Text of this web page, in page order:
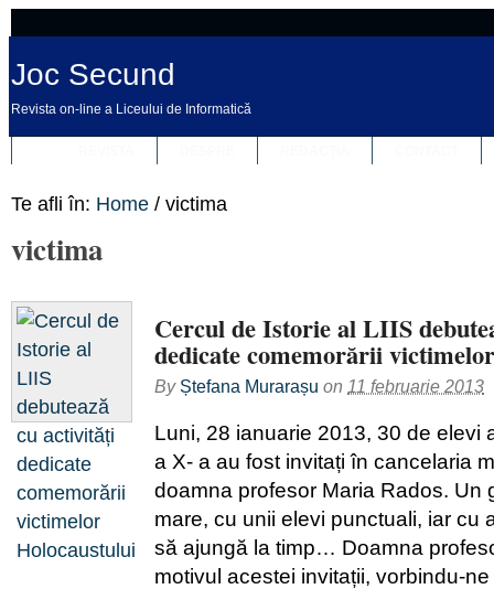
Joc Secund
Revista on-line a Liceului de Informatică
Te afli în: Home / victima
victima
Cercul de Istorie al LIIS
dedicate comemorării
By Ștefana Murarașu on 11 februarie 2013
Luni, 28 ianuarie 2013, 30 de elevi
a X- a au fost invitați în cancelaria
doamna profesor Maria Rados. Un
mare, cu unii elevi punctuali, iar cu
să ajungă la timp… Doamna
motivul acestei invitații, vorbindu-